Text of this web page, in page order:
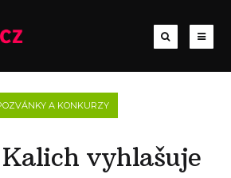
A KONKURZY
vyhlašuje